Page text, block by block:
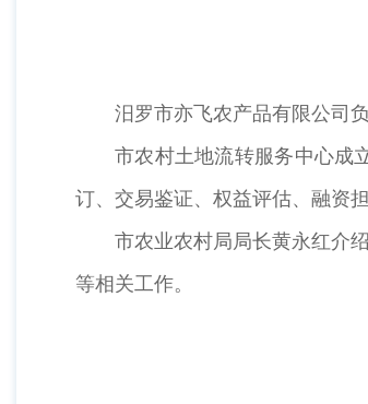
汨罗市亦飞农产品有限公司
市农村土地流转服务中心成
订、交易鉴证、权益评估、融资
市农业农村局局长黄永红介
等相关工作。